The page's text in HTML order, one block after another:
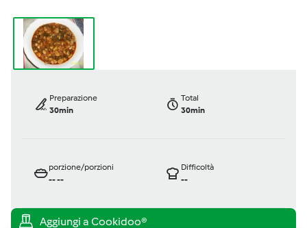
Preparazione
30min
Total
30min
porzione/porzioni
----
Difficoltà
--